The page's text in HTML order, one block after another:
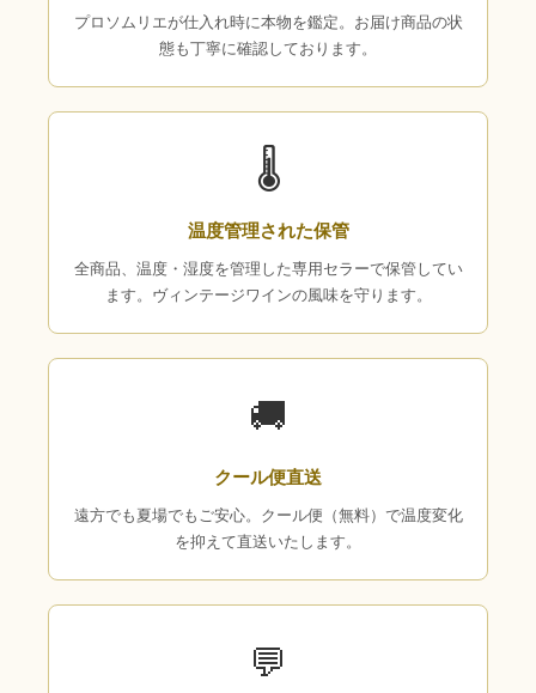
プロソムリエが仕入れ時に本物を鑑定。お届け商品の状
態も丁寧に確認しております。
🌡
温度管理された保管
全商品、温度・湿度を管理した専用セラーで保管してい
ます。ヴィンテージワインの風味を守ります。
🚚
クール便直送
遠方でも夏場でもご安心。クール便（無料）で温度変化
を抑えて直送いたします。
💬